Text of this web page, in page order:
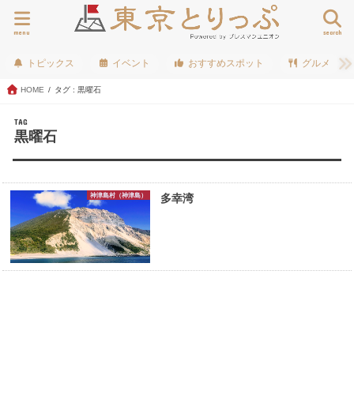
search
menu
トピックス イベント おすすめスポット グルメ
HOME タグ : 黒曜石
TAG
黒曜石
神津島村（神津島） 多幸湾